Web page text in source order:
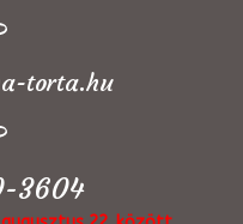
torta.hu
3604